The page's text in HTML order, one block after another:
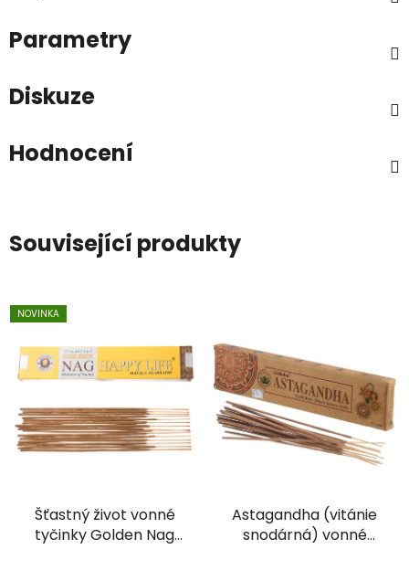
Parametry
Diskuze
Hodnocení
Související produkty
NOVINKA
Šťastný život vonné
tyčinky Golden Nag
Astagandha (vitánie
snodárná) vonné